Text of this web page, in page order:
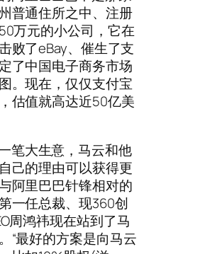
普通住所之中、注册
万元的小公司，它在
败了eBay、催生了支
了中国电子商务市场
。现在，仅仅支付宝
估值就高达近50亿美
笔大生意，马云和他
己的理由可以获得更
阿里巴巴针锋相对的
一任总裁、现360创
周鸿祎现在站到了马
“最好的方案是向马云